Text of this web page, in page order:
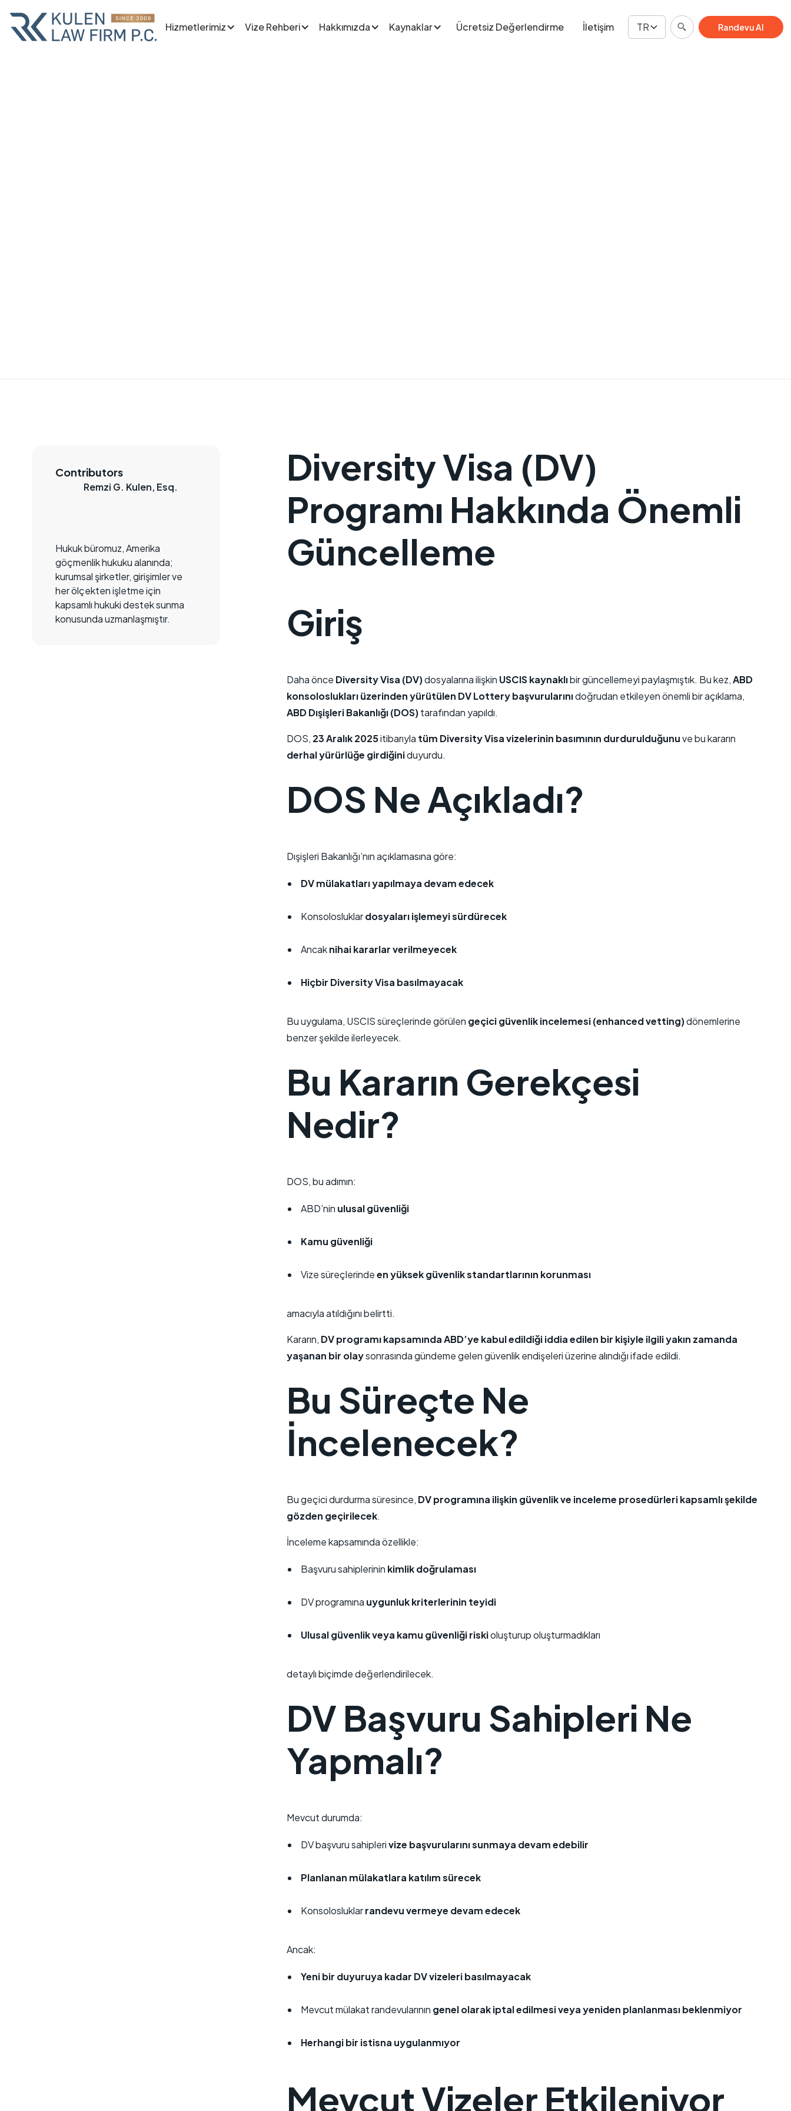
Hizmetlerimiz Vize Rehberi Hakkımızda Kaynaklar Ücretsiz Değerlendirme İletişim TR
Randevu Al
Danışma Planlayın
Contributors
Remzi G. Kulen, Esq.
Hukuk büromuz, Amerika
göçmenlik hukuku alanında;
kurumsal şirketler, girişimler ve
her ölçekten işletme için
kapsamlı hukuki destek sunma
konusunda uzmanlaşmıştır.
Diversity Visa (DV)
Programı Hakkında Önemli
Güncelleme
Giriş
Daha önce Diversity Visa (DV)dosyalarına ilişkin USCIS kaynaklıbir güncellemeyi paylaşmıştık. Bu kez,ABD
konsoloslukları üzerinden yürütülen DV Lotterybaşvurularınıdoğrudan etkileyen önemli bir açıklama,
ABD Dışişleri Bakanlığı (DOS)tarafından yapıldı.
DOS, 23 Aralık 2025itibarıyla tüm Diversity Visa vizelerinin basımının durdurulduğunuve bu kararın
derhal yürürlüğe girdiğiniduyurdu.
DOS Ne Açıkladı?
Dışişleri Bakanlığı’nın açıklamasına göre:
DV mülakatları yapılmaya devam edecek
Konsolosluklardosyaları işlemeyi sürdürecek
Ancaknihai kararlar verilmeyecek
Hiçbir Diversity Visa basılmayacak
Bu uygulama, USCIS süreçlerinde görülen geçici güvenlik incelemesi (enhanced vetting)dönemlerine
benzer şekilde ilerleyecek.
Bu Kararın Gerekçesi
Nedir?
DOS, bu adımın:
ABD’nin ulusal güvenliği
Kamu güvenliği
Vize süreçlerindeen yüksek güvenlik standartlarının korunması
amacıyla atıldığını belirtti.
Kararın, DV programı kapsamında ABD’ye kabul edildiği iddia edilen bir kişiyle ilgili yakın zamanda
yaşanan bir olaysonrasında gündeme gelen güvenlik endişeleri üzerine alındığı ifade edildi.
Bu Süreçte Ne
İncelenecek?
Bu geçici durdurma süresince, DV programına ilişkin güvenlik ve inceleme prosedürleri kapsamlı şekilde
gözden geçirilecek.
İnceleme kapsamında özellikle:
Başvuru sahiplerinin kimlik doğrulaması
DV programına uygunluk kriterlerinin teyidi
Ulusal güvenlik veya kamu güvenliği riskioluşturup oluşturmadıkları
detaylı biçimde değerlendirilecek.
DV Başvuru Sahipleri Ne
Yapmalı?
Mevcut durumda:
DV başvuru sahiplerivize başvurularını sunmaya devam edebilir
Planlanan mülakatlara katılım sürecek
Konsolosluklarrandevu vermeye devam edecek
Ancak:
Yeni bir duyuruya kadar DV vizeleri basılmayacak
Mevcut mülakat randevularının genel olarak iptal edilmesi veya yeniden planlanması beklenmiyor
Herhangi bir istisna uygulanmıyor
Mevcut Vizeler Etkileniyor